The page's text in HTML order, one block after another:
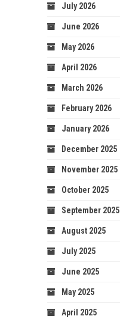
July 2026
June 2026
May 2026
April 2026
March 2026
February 2026
January 2026
December 2025
November 2025
October 2025
September 2025
August 2025
July 2025
June 2025
May 2025
April 2025